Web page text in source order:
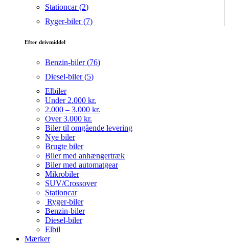
Stationcar (2)
Ryger-biler (7)
Efter drivmiddel
Benzin-biler (76)
Diesel-biler (5)
Elbiler
Under 2.000 kr.
2.000 – 3.000 kr.
Over 3.000 kr.
Biler til omgående levering
Nye biler
Brugte biler
Biler med anhængertræk
Biler med automatgear
Mikrobiler
SUV/Crossover
Stationcar
Ryger-biler
Benzin-biler
Diesel-biler
Elbil
Mærker